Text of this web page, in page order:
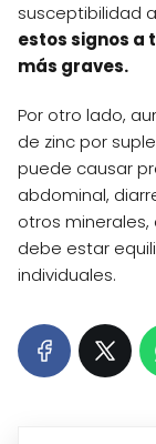
susceptibilidad
estos signos a
más graves.
Por otro lado,
de zinc por
puede causar
abdominal,
otros minerales,
debe estar
individuales.